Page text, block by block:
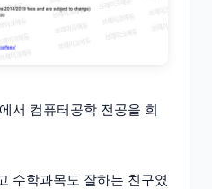
서 컴퓨터공학 전공을 희
수학과목도 잘하는 친구였